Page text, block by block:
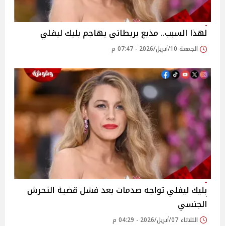
لهذا السبب.. مذيع بريطاني يهاجم بليك ليفلي
الجمعة 10/أبريل/2026 - 07:47 م
بليك ليفلي تواجه صدمات بعد فشل قضية التحرش
الجنسي
الثلاثاء 07/أبريل/2026 - 04:29 م